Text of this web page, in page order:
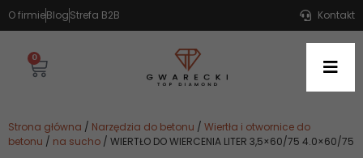
O firmieBlogStrefa B2B Kontakt
0
Strona główna / Narzędzia do betonu / Wiertła i otwornice do
betonu / na sucho / WIERTŁO DO WIERCENIA LITER 3,5×60/75 4.0×60/75